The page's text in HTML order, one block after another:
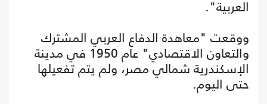
العربية".
ووقعت "معاهدة الدفاع العربي المشترك
والتعاون الاقتصادي" عام 1950 في مدينة
الإسكندرية شمالي مصر، ولم يتم تفعيلها
حتى اليوم.